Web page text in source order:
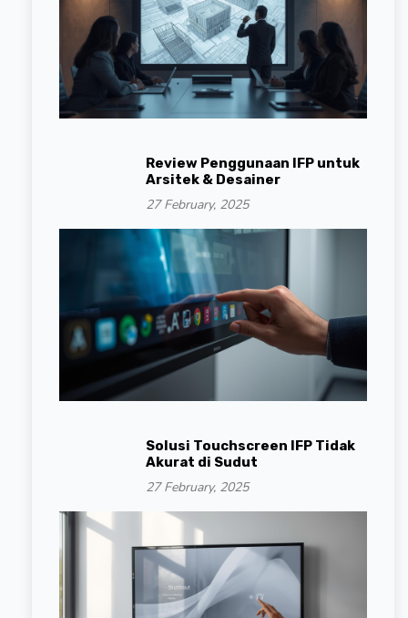
Review Penggunaan IFP untuk
Arsitek & Desainer
27 February, 2025
Solusi Touchscreen IFP Tidak
Akurat di Sudut
27 February, 2025